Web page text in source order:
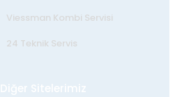
Viessman Kombi Servisi
24 Teknik Servis
Diğer Sitelerimiz